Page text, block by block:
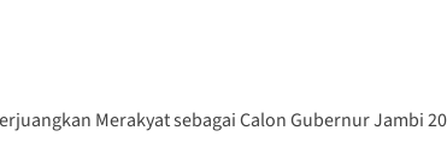
Merakyat sebagai Calon Gubernur Jambi